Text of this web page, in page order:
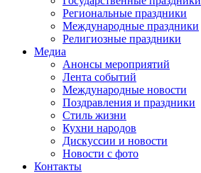
Региональные праздники
Международные праздники
Религиозные праздники
Медиа
Анонсы мероприятий
Лента событий
Международные новости
Поздравления и праздники
Cтиль жизни
Кухни народов
Дискуссии и новости
Новости с фото
Контакты